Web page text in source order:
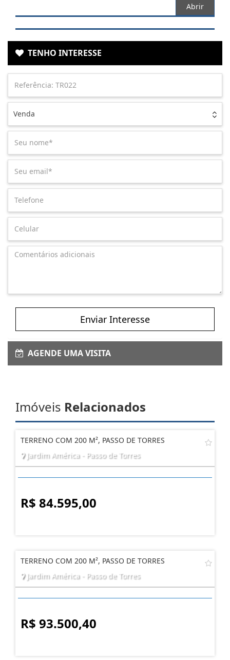
Abrir
TENHO INTERESSE
Venda
Enviar Interesse
AGENDE UMA VISITA
Imóveis Relacionados
TERRENO COM 200 M², PASSO DE TORRES
Jardim América - Passo de Torres
R$ 84.595,00
TERRENO COM 200 M², PASSO DE TORRES
Jardim América - Passo de Torres
R$ 93.500,40